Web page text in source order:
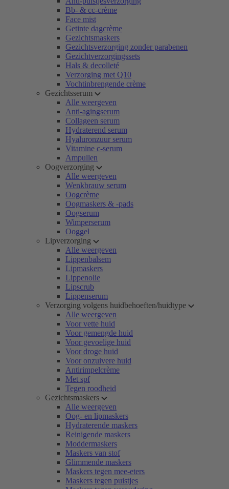
Bb- & cc-crème
Face mist
Getinte dagcrème
Gezichtsmaskers
Gezichtsverzorging zonder parabenen
Gezichtverzorgingssets
Hals & decolleté
Verzorging met Q10
Vochtinbrengende crème
Gezichtsserum
Alle weergeven
Anti-agingserum
Collageen serum
Hydraterend serum
Hyaluronzuur serum
Vitamine c-serum
Ampullen
Oogverzorging
Alle weergeven
Wenkbrauw serum
Oogcrème
Oogmaskers & -pads
Oogserum
Wimperserum
Ooggel
Lipverzorging
Alle weergeven
Lippenbalsem
Lipmaskers
Lippenolie
Lipscrub
Lippenserum
Verzorging volgens huidbehoeften/huidtype
Alle weergeven
Voor vette huid
Voor gemengde huid
Voor gevoelige huid
Voor droge huid
Voor onzuivere huid
Antirimpelcrème
Met spf
Tegen roodheid
Gezichtsmaskers
Alle weergeven
Oog- en lipmaskers
Hydraterende maskers
Reinigende maskers
Moddermaskers
Maskers van stof
Glimmende maskers
Maskers tegen mee-eters
Maskers tegen puistjes